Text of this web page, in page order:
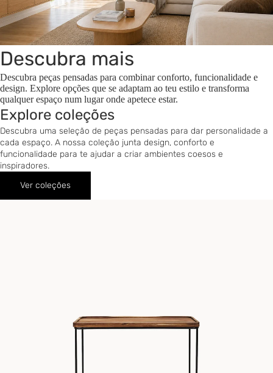
Descubra mais
Descubra peças pensadas para combinar conforto, funcionalidade e
design. Explore opções que se adaptam ao teu estilo e transforma
qualquer espaço num lugar onde apetece estar.
Explore coleções
Descubra uma seleção de peças pensadas para dar personalidade a
cada espaço. A nossa coleção junta design, conforto e
funcionalidade para te ajudar a criar ambientes coesos e
inspiradores.
Ver coleções